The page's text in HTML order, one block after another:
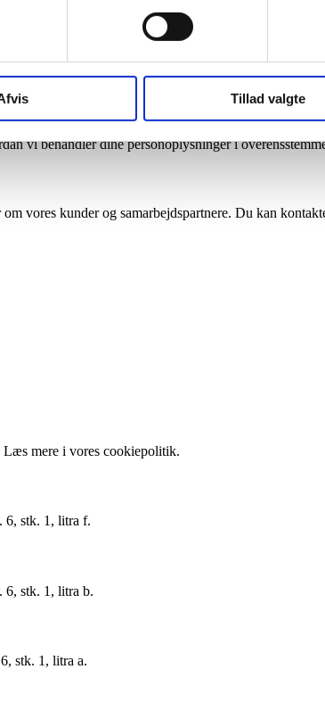
Tillad valgte
vi behandler dine personoplysninger i
vores kunder og samarbejdspartnere. Du kan
Læs mere i vores cookiepolitik.
6, stk. 1, litra f.
6, stk. 1, litra b.
stk. 1, litra a.